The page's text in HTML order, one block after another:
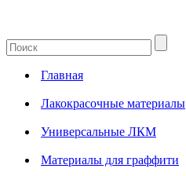
Главная
Лакокрасочные материалы
Универсальные ЛКМ
Материалы для граффити